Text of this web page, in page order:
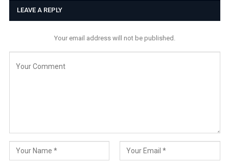
LEAVE A REPLY
Your email address will not be published.